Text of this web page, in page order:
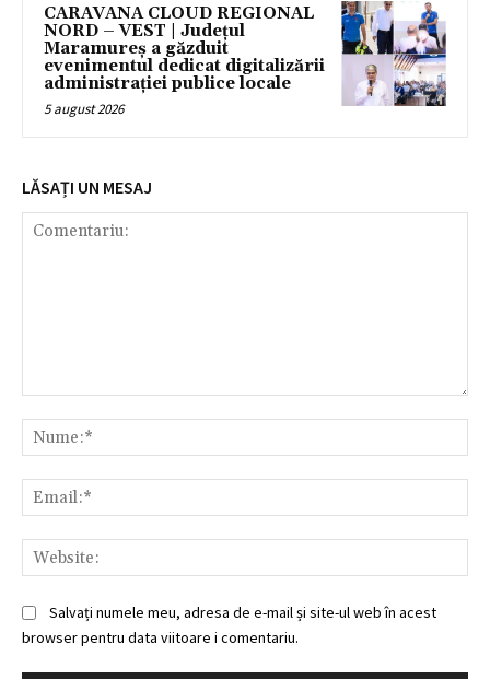
CARAVANA CLOUD REGIONAL
NORD – VEST | Județul
Maramureș a găzduit
evenimentul dedicat digitalizării
administrației publice locale
5 august 2026
LĂSAȚI UN MESAJ
Salvați numele meu, adresa de e-mail și site-ul web în acest
browser pentru data viitoare i comentariu.